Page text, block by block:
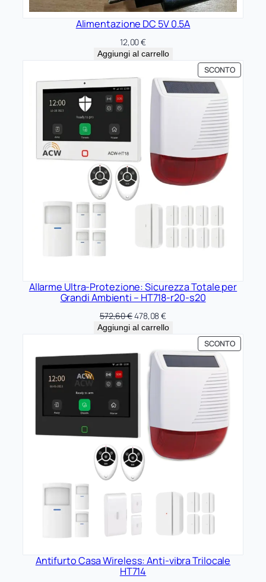
Alimentazione DC 5V 0.5A
12,00€
Aggiungi al carrello
SCONTO
IN
Allarme Ultra-Protezione: Sicurezza Totale per
Grandi Ambienti – HT718-r20-s20
572,60€Il
prezzo
572,60 €.
478,08€Il
prezzo
478,08 €.
Aggiungi al carrello
SCONTO
IN
Antifurto Casa Wireless: Anti-vibra Trilocale
HT714